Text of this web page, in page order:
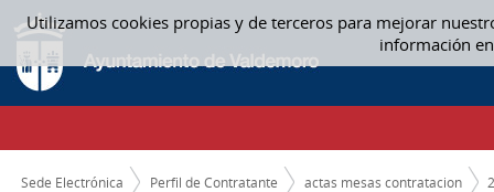
Utilizamos cookies propias y de terceros para mejorar
información
Saltar al contenido
ACTAS MESAS CONTRATACION
CAMINO DE MIGAS
Sede Electrónica Perfil de Contratante actas mesas contratacion